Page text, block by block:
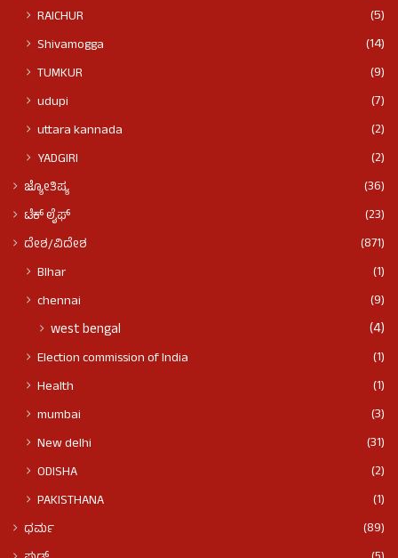
RAICHUR
(5)
Shivamogga
(14)
TUMKUR
(9)
udupi
(7)
uttara kannada
(2)
YADGIRI
(2)
ಜ್ಯೋತಿಷ್ಯ
(36)
ಟೆಕ್ ಲೈಫ್
(23)
ದೇಶ/ವಿದೇಶ
(871)
BIhar
(1)
chennai
(9)
west bengal (4)
Election commission of India
(1)
Health
(1)
mumbai
(3)
New delhi
(31)
ODISHA
(2)
PAKISTHANA
(1)
ಧರ್ಮ
(89)